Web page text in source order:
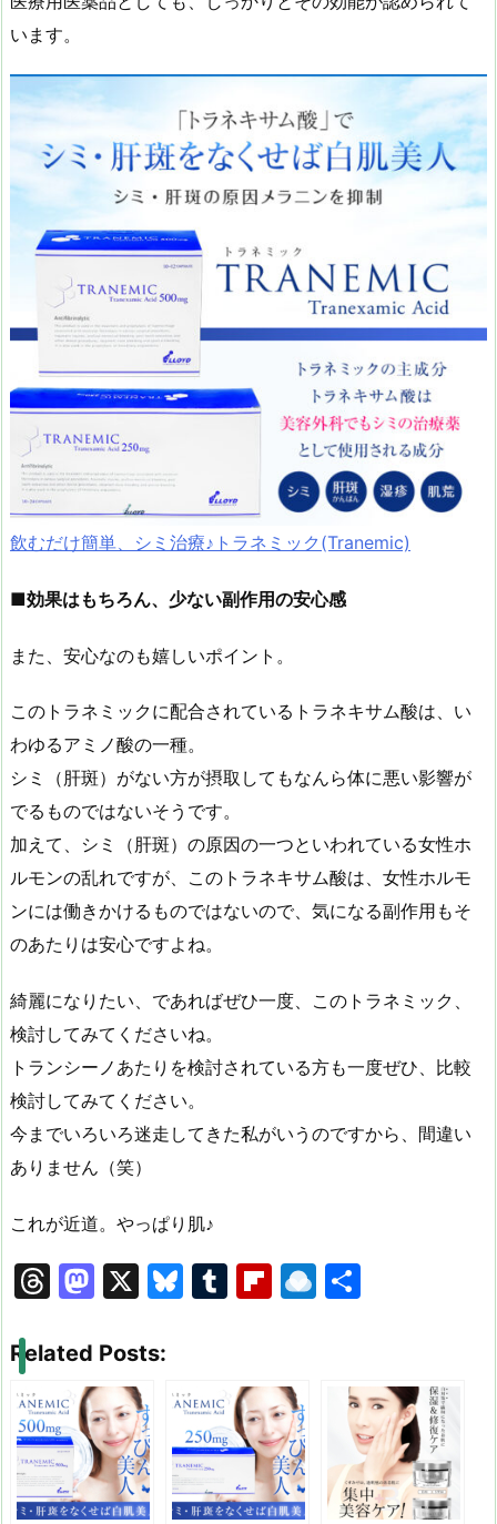
います。
飲むだけ簡単、シミ治療♪トラネミック(Tranemic)
■効果はもちろん、少ない副作用の安心感
また、安心なのも嬉しいポイント。
このトラネミックに配合されているトラネキサム酸は、い
わゆるアミノ酸の一種。
シミ（肝斑）がない方が摂取してもなんら体に悪い影響が
でるものではないそうです。
加えて、シミ（肝斑）の原因の一つといわれている女性ホ
ルモンの乱れですが、このトラネキサム酸は、女性ホルモ
ンには働きかけるものではないので、気になる副作用もそ
のあたりは安心ですよね。
綺麗になりたい、であればぜひ一度、このトラネミック、
検討してみてくださいね。
トランシーノあたりを検討されている方も一度ぜひ、比較
検討してみてください。
今までいろいろ迷走してきた私がいうのですから、間違い
ありません（笑）
これが近道。やっぱり肌♪
T
e
a
d
s
M
st
o
d
o
n
X
Bl
s
k
y
T
bl
r
Fl
o
ar
d
R
dr
p.
io
Related Posts: